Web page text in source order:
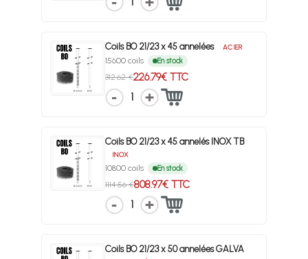
Coils BO 21/23 x 45 annelées ACIER
15600 coils En stock
312.62 €226.79€ TTC
1
Coils BO 21/23 x 45 annelés INOX TB
INOX
10800 coils En stock
1114.56 €808.97€ TTC
1
Coils BO 21/23 x 50 annelées GALVA